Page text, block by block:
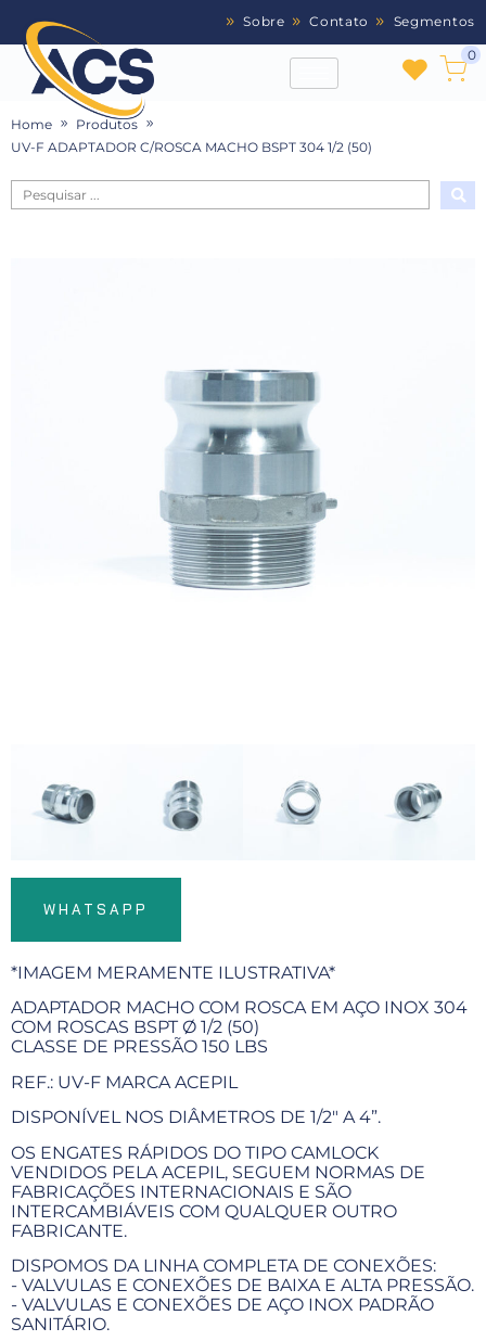
Sobre Contato Segmentos
0
Home
Produtos
UV-F ADAPTADOR C/ROSCA MACHO BSPT 304 1/2 (50)
WHATSAPP
*IMAGEM MERAMENTE ILUSTRATIVA*
ADAPTADOR MACHO COM ROSCA EM AÇO INOX 304
COM ROSCAS BSPT Ø 1/2 (50)
CLASSE DE PRESSÃO 150 LBS
REF.: UV-F MARCA ACEPIL
DISPONÍVEL NOS DIÂMETROS DE 1/2" A 4”.
OS ENGATES RÁPIDOS DO TIPO CAMLOCK
VENDIDOS PELA ACEPIL, SEGUEM NORMAS DE
FABRICAÇÕES INTERNACIONAIS E SÃO
INTERCAMBIÁVEIS COM QUALQUER OUTRO
FABRICANTE.
DISPOMOS DA LINHA COMPLETA DE CONEXÕES:
- VALVULAS E CONEXÕES DE BAIXA E ALTA PRESSÃO.
- VALVULAS E CONEXÕES DE AÇO INOX PADRÃO
SANITÁRIO.